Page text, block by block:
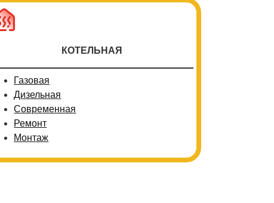
КОТЕЛЬНАЯ
Газовая
Дизельная
Современная
Ремонт
Монтаж